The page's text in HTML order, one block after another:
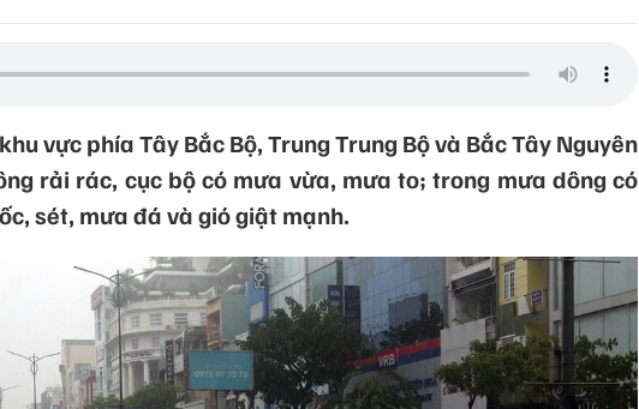
vực phía Tây Bắc Bộ, Trung Trung Bộ và Bắc Tây Nguyên
rải rác, cục bộ có mưa vừa, mưa to; trong mưa dông có
sét, mưa đá và gió giật mạnh.